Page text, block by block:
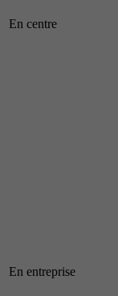
En centre
En entreprise